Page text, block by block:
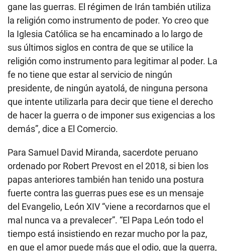
gane las guerras. El régimen de Irán también utiliza
la religión como instrumento de poder. Yo creo que
la Iglesia Católica se ha encaminado a lo largo de
sus últimos siglos en contra de que se utilice la
religión como instrumento para legitimar al poder. La
fe no tiene que estar al servicio de ningún
presidente, de ningún ayatolá, de ninguna persona
que intente utilizarla para decir que tiene el derecho
de hacer la guerra o de imponer sus exigencias a los
demás”, dice a El Comercio.
Para Samuel David Miranda, sacerdote peruano
ordenado por Robert Prevost en el 2018, si bien los
papas anteriores también han tenido una postura
fuerte contra las guerras pues ese es un mensaje
del Evangelio, León XIV “viene a recordarnos que el
mal nunca va a prevalecer”. “El Papa León todo el
tiempo está insistiendo en rezar mucho por la paz,
en que el amor puede más que el odio, que la guerra,